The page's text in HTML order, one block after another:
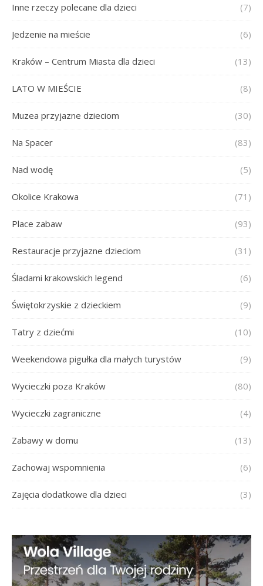
Inne rzeczy polecane dla dzieci (7)
Jedzenie na mieście (6)
Kraków – Centrum Miasta dla dzieci (13)
LATO W MIEŚCIE (8)
Muzea przyjazne dzieciom (30)
Na Spacer (83)
Nad wodę (5)
Okolice Krakowa (71)
Place zabaw (93)
Restauracje przyjazne dzieciom (31)
Śladami krakowskich legend (6)
Świętokrzyskie z dzieckiem (9)
Tatry z dziećmi (10)
Weekendowa pigułka dla małych turystów (9)
Wycieczki poza Kraków (80)
Wycieczki zagraniczne (4)
Zabawy w domu (13)
Zachowaj wspomnienia (6)
Zajęcia dodatkowe dla dzieci (3)